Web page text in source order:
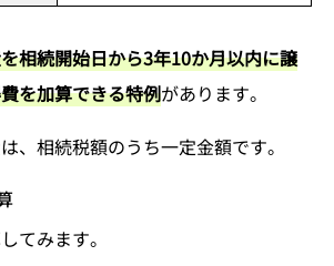
相続開始日から3年10か月以内に譲
を加算できる特例があります。
、相続税額のうち一定金額です。
てみます。